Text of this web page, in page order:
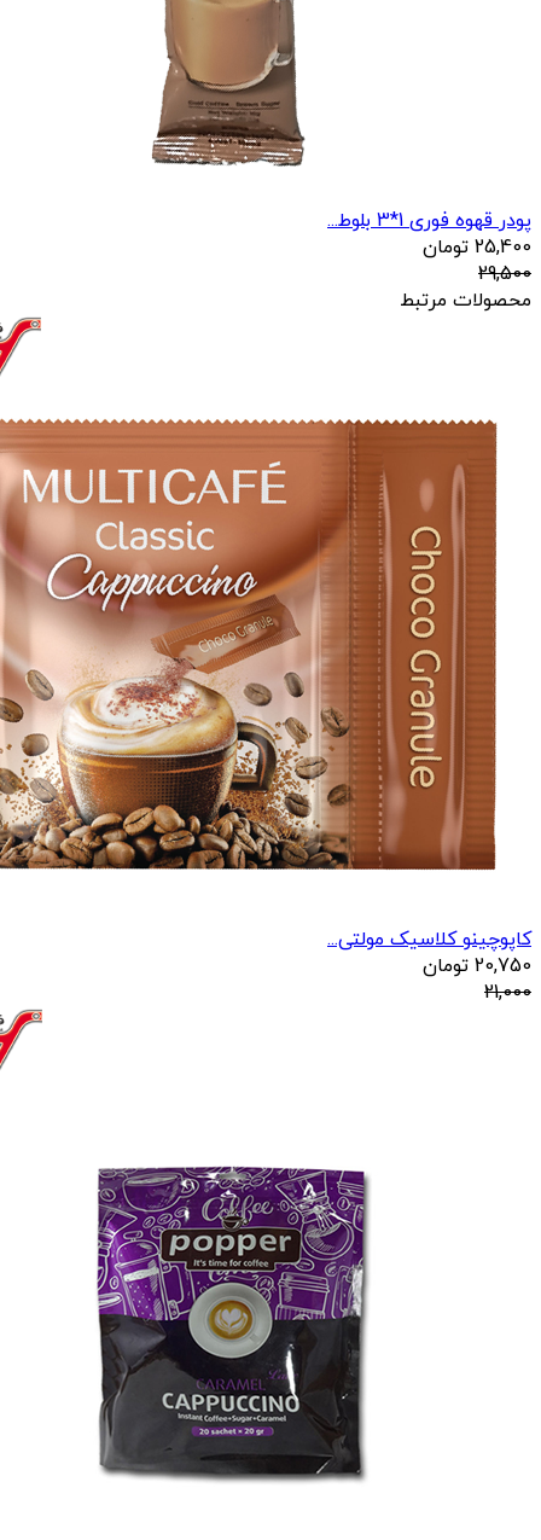
پودر قهوه فوری 1*3 بلوط...
25,400 تومان
29,500
محصولات مرتبط
کاپوچینو کلاسیک مولتی...
20,750 تومان
21,000